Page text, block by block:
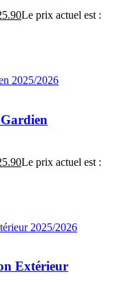
Le prix actuel est :
Le prix actuel est :
Extérieur